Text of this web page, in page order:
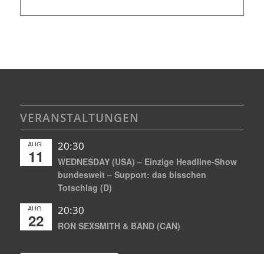
VERANSTALTUNGEN
AUG.
11
20:30
WEDNESDAY (USA) – Einzige Headline-Show
bundesweit – Support: das bisschen
Totschlag (D)
AUG.
22
20:30
RON SEXSMITH & BAND (CAN)